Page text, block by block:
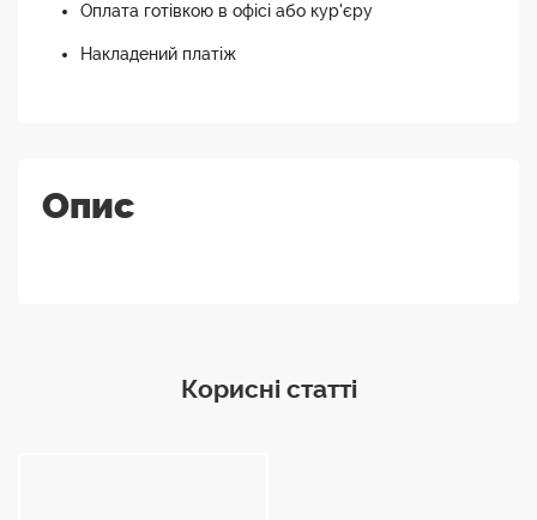
Оплата готівкою в офісі або кур'єру
Накладений платіж
Опис
Корисні статті